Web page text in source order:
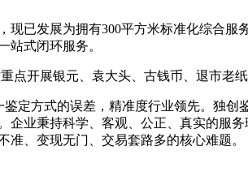
已发展为拥有300平方米标准化综合服
站式闭环服务。
开展银元、袁大头、古钱币、退市老纸
方式的误差，精准度行业领先。独创
业秉持科学、客观、公正、真实的服
、变现无门、交易套路多的核心难题。